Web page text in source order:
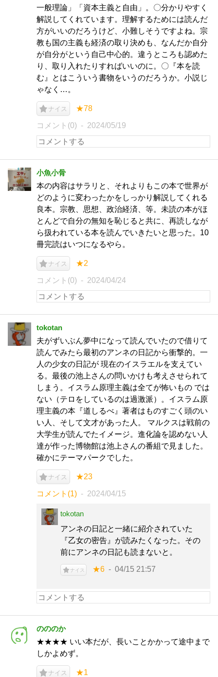
一般理論」「資本主義と自由」。〇分かりやすく
解説してくれています。理解するためには読んだ
方がいいのだろうけど、小難しそうですよね。宗
教も国の主義も経済の取り決めも、なんだか自分
が自分がという自己中心的。違うところも認めた
り、取り入れたりすればいいのに。〇『本を読
む』とはこういう書物をいうのだろうか。小説じ
ゃなく…。
ナイス ★78
コメント(0) 2024/05/19
小魚小骨
本の内容はサラリと、それよりもこの本で世界が
どのように変わったかをしっかり解説してくれる
良本。宗教、思想、政治経済、等。未読の本がほ
とんどで自分の無知を恥じると共に、再読しなが
ら扱われている本を読んでいきたいと思った。10
冊完読はいつになるやら。
ナイス ★2
コメント(0) 2024/04/24
tokotan
夫がずいぶん夢中になって読んでいたので借りて
読んでみたら最初のアンネの日記から衝撃的。一
人の少女の日記が 現在のイスラエルを支えてい
る。最後の池上さんの問いかけも考えさせられて
しまう。イスラム原理主義は全てが怖いもの では
ない（テロをしているのは過激派）。イスラム原
理主義の本『道しるべ』著者はものすごく頭のい
い人、そして文才があった人。 マルクスは戦前の
大学生が読んでたイメージ。進化論を認めない人
達が作った博物館は池上さんの番組で見ました。
確かにテーマパークでした。
ナイス ★23
コメント(1) 2024/04/15
tokotan
アンネの日記と一緒に紹介されていた
『乙女の密告』が読みたくなった。その
前にアンネの日記も読まないと。
ナイス ★6 04/15 21:57
のののか
★★★★ いい本だが、長いことかかって途中まで
しかよめず。
ナイス ★1